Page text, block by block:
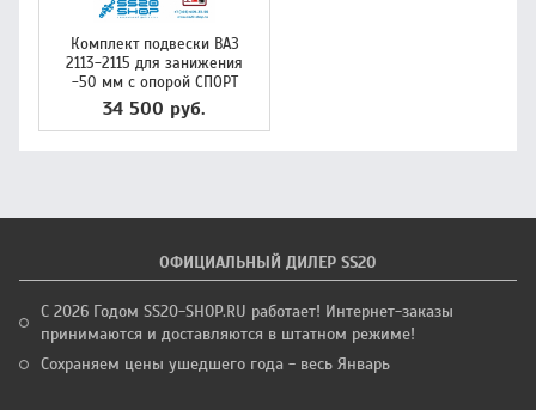
Комплект подвески ВАЗ
2113-2115 для занижения
-50 мм с опорой СПОРТ
34 500 руб.
ОФИЦИАЛЬНЫЙ ДИЛЕР SS20
С 2026 Годом SS20-SHOP.RU работает! Интернет-заказы
принимаются и доставляются в штатном режиме!
Сохраняем цены ушедшего года - весь Январь